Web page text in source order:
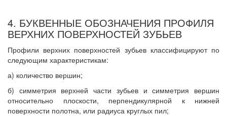
4. БУКВЕННЫЕ ОБОЗНАЧЕНИЯ ПРОФИЛЯ
ВЕРХНИХ ПОВЕРХНОСТЕЙ ЗУБЬЕВ
Профили верхних поверхностей зубьев классифицируют по
следующим характеристикам:
а) количество вершин;
б) симметрия верхней части зубьев и симметрия вершин
относительно плоскости, перпендикулярной к нижней
поверхности полотна, или радиуса круглых пил;